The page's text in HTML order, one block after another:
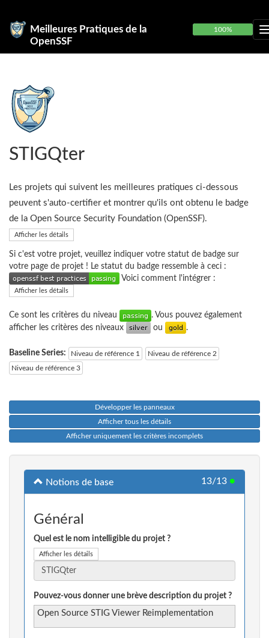
Meilleures Pratiques de la
OpenSSF
100%
STIGQter
Les projets qui suivent les meilleures pratiques ci-dessous
peuvent s'auto-certifier et montrer qu'ils ont obtenu le badge
de la Open Source Security Foundation (OpenSSF).
Afficher les détails
Si c'est votre projet, veuillez indiquer votre statut de badge sur
votre page de projet ! Le statut du badge ressemble à ceci :
Voici comment l'intégrer :
Afficher les détails
Ce sont les critères du niveau
. Vous pouvez également
afficher les critères des niveaux
ou .
Baseline Series: Niveau de référence 1
Niveau de référence 2
Niveau de référence 3
Développer les panneaux
Afficher tous les détails
Afficher uniquement les critères incomplets
Notions de base 13/13 ●
Général
Quel est le nom intelligible du projet ?
Afficher les détails
Pouvez-vous donner une brève description du projet ?
Open Source STIG Viewer Reimplementation